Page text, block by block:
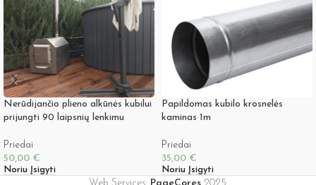
Nerūdijančio plieno alkūnės kubilui
prijungti 90 laipsnių lenkimu
Priedai
50,00 €
Noriu Įsigyti
Papildomas kubilo krosnelės
kaminas 1m
Priedai
35,00 €
Noriu Įsigyti